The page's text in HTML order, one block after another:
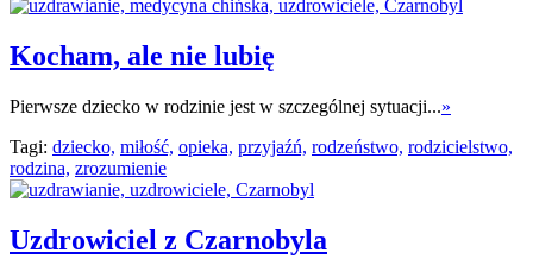
Kocham, ale nie lubię
Pierwsze dziecko w rodzinie jest w szczególnej sytuacji...»
Tagi: dziecko, miłość, opieka, przyjaźń, rodzeństwo, rodzicielstwo,
rodzina, zrozumienie
Uzdrowiciel z Czarnobyla